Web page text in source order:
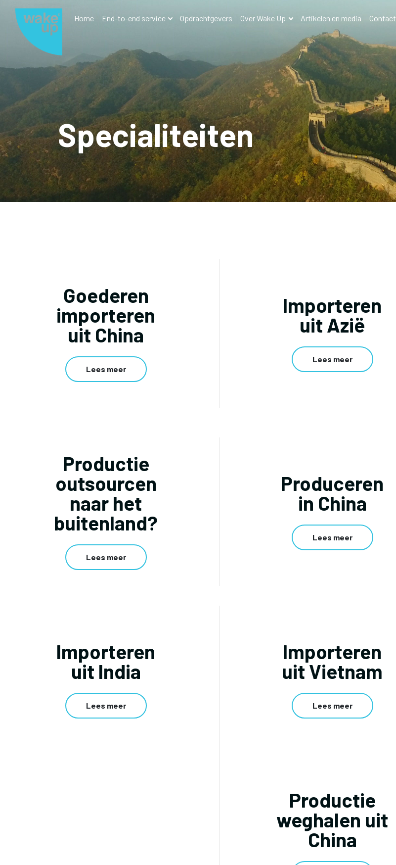
Home End-to-end service Opdrachtgevers Over Wake Up Artikelen en media Contact
Specialiteiten
Goederen
importeren
uit China
Lees meer
Importeren
uit Azië
Lees meer
Productie
outsourcen
naar het
buitenland?
Lees meer
Produceren
in China
Lees meer
Importeren
uit India
Lees meer
Importeren
uit Vietnam
Lees meer
Productie
weghalen uit
China